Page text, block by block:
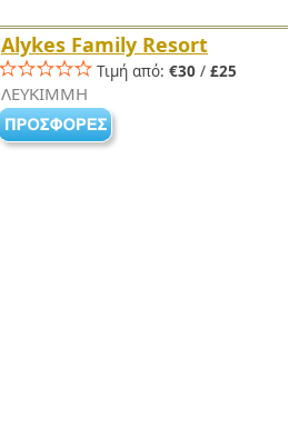
Alykes Family Resort
Τιμή από: €30 / £25
ΛΕΥΚΙΜΜΗ